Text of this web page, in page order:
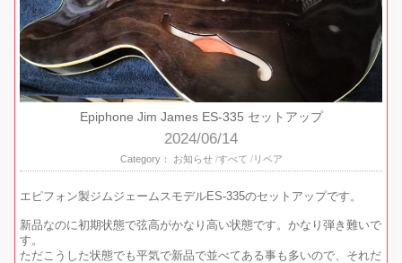
Epiphone Jim James ES-335 セットアップ
2024/06/14
Category： お知らせ すべて リペア
エピフォン製ジムジェームスモデルES-335のセットアップです。
新品なのに初期状態で弦高がかなり高い状態です。かなり弾き難いで
す。
ただこうした状態でも平気で新品で並べてある事も多いので、それだ